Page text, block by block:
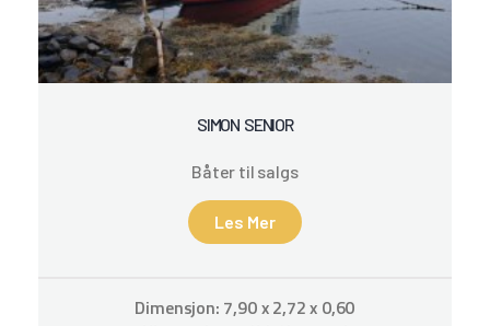
SIMON SENIOR
Båter til salgs
Les Mer
Dimensjon: 7,90 x 2,72 x 0,60